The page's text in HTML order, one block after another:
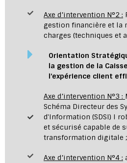
Axe d’intervention N°2 :
gestion financière et la
charges (techniques et
Orientation
la gestion de la
l’expérience client
Axe d’intervention N°3 :
Schéma Directeur des
d'Information (SDSI) I
et sécurisé capable de
transformation digitale ;
Axe d’intervention N°4 :